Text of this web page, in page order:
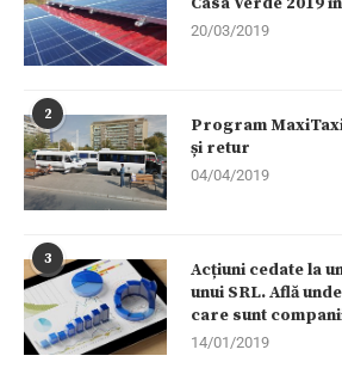
20/03/2019
2
Program
și retur
04/04/2019
3
Acțiuni cedate la
unui SRL. Află
care sunt
14/01/2019